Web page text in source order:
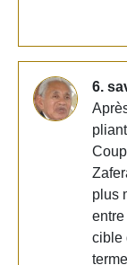
6.
plus
cible